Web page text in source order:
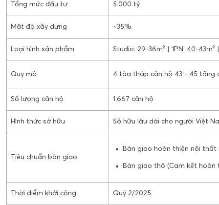
Tổng mức đầu tư 5.000 tỷ
Mật độ xây dựng ~35%
Loại hình sản phẩm Studio: 29-36m² | 1PN: 40-43m² |
Quy mô 4 tòa tháp căn hộ 43 - 45 tầng
Số lượng căn hộ 1.667 căn hộ
Hình thức sở hữu Sở hữu lâu dài cho người Việt
Tiêu chuẩn bàn giao
Bàn giao hoàn thiện nội
Bàn giao thô (Cam kết
Thời điểm khởi công Quý 2/2025